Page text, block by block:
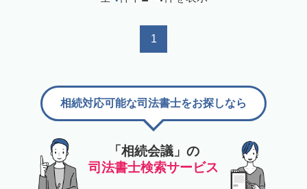
1
「相続会議」の
司法書士検索サービス
相続対応可能な司法書士をお探しなら